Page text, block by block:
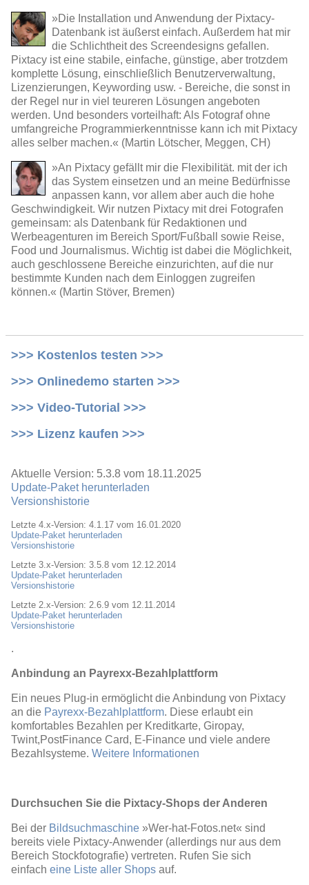
»Die Installation und Anwendung der Pixtacy-
Datenbank ist äußerst einfach. Außerdem hat mir
die Schlichtheit des Screendesigns gefallen.
Pixtacy ist eine stabile, einfache, günstige, aber trotzdem
komplette Lösung, einschließlich Benutzerverwaltung,
Lizenzierungen, Keywording usw. - Bereiche, die sonst in
der Regel nur in viel teureren Lösungen angeboten
werden. Und besonders vorteilhaft: Als Fotograf ohne
umfangreiche Programmierkenntnisse kann ich mit Pixtacy
alles selber machen.« (Martin Lötscher, Meggen, CH)
»An Pixtacy gefällt mir die Flexibilität. mit der ich
das System einsetzen und an meine Bedürfnisse
anpassen kann, vor allem aber auch die hohe
Geschwindigkeit. Wir nutzen Pixtacy mit drei Fotografen
gemeinsam: als Datenbank für Redaktionen und
Werbeagenturen im Bereich Sport/Fußball sowie Reise,
Food und Journalismus. Wichtig ist dabei die Möglichkeit,
auch geschlossene Bereiche einzurichten, auf die nur
bestimmte Kunden nach dem Einloggen zugreifen
können.« (Martin Stöver, Bremen)
>>> Kostenlos testen >>>
>>> Onlinedemo starten >>>
>>> Video-Tutorial >>>
>>> Lizenz kaufen >>>
Aktuelle Version: 5.3.8 vom 18.11.2025
Update-Paket herunterladen
Versionshistorie
Letzte 4.x-Version: 4.1.17 vom 16.01.2020
Update-Paket herunterladen
Versionshistorie
Letzte 3.x-Version: 3.5.8 vom 12.12.2014
Update-Paket herunterladen
Versionshistorie
Letzte 2.x-Version: 2.6.9 vom 12.11.2014
Update-Paket herunterladen
Versionshistorie
.
Anbindung an Payrexx-Bezahlplattform
Ein neues Plug-in ermöglicht die Anbindung von Pixtacy
an die Payrexx-Bezahlplattform. Diese erlaubt ein
komfortables Bezahlen per Kreditkarte, Giropay,
Twint,PostFinance Card, E-Finance und viele andere
Bezahlsysteme. Weitere Informationen
Durchsuchen Sie die Pixtacy-Shops der Anderen
Bei der Bildsuchmaschine »Wer-hat-Fotos.net« sind
bereits viele Pixtacy-Anwender (allerdings nur aus dem
Bereich Stockfotografie) vertreten. Rufen Sie sich
einfach eine Liste aller Shops auf.